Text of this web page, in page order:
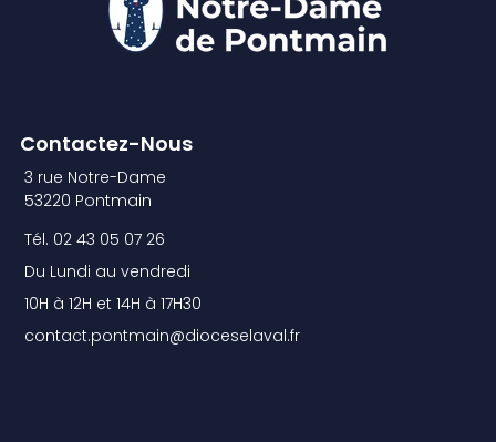
Contactez-Nous
3 rue Notre-Dame
53220 Pontmain
Tél. 02 43 05 07 26
Du Lundi au vendredi
10H à 12H et 14H à 17H30
contact.pontmain@dioceselaval.fr